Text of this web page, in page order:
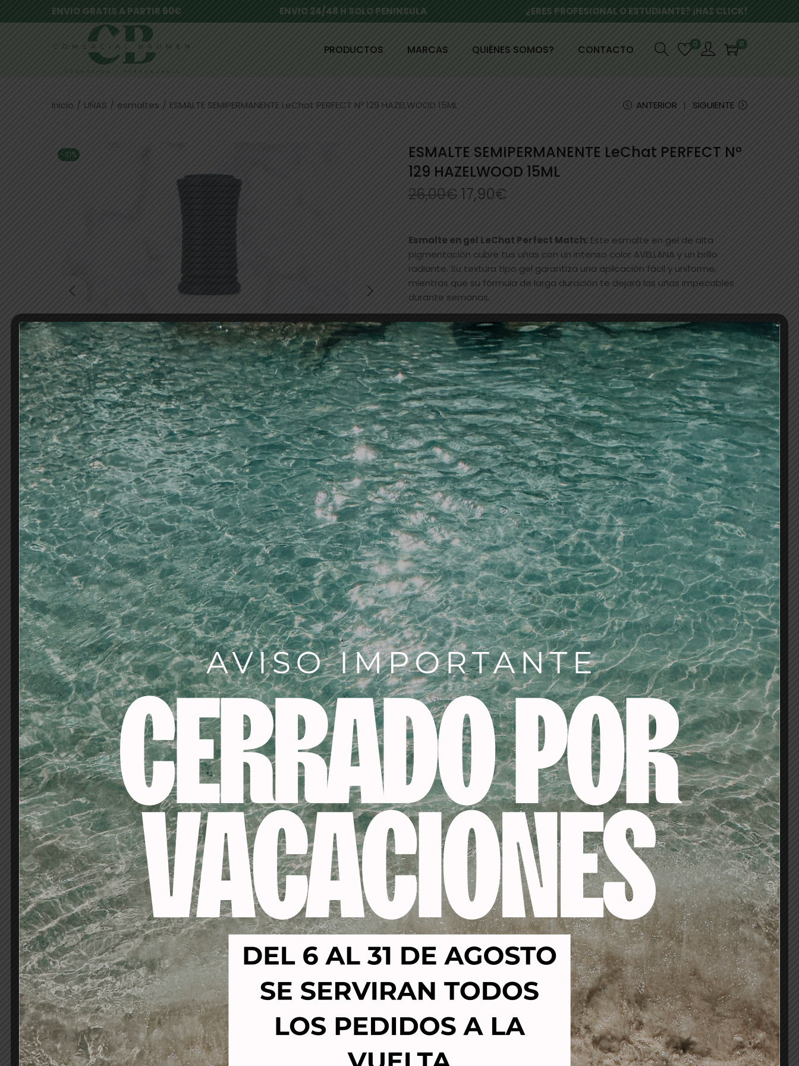
ENVIO GRATIS A PARTIR 60€ ENVIO 24/48 H SOLO PENINSULA ¿ERES PROFESIONAL O ESTUDIANTE? ¡HAZ CLICK!
PRODUCTOS MARCAS QUIÉNES SOMOS? CONTACTO 0 0
Inicio / UÑAS / esmaltes / ESMALTE SEMIPERMANENTE LeChat PERFECT Nº 129 HAZELWOOD 15ML ANTERIOR SIGUIENTE
-31%
ESMALTE SEMIPERMANENTE LeChat PERFECT Nº
129 HAZELWOOD 15ML
26,00€17,90€
Esmalte en gel LeChat Perfect Match: Este esmalte en gel de alta
pigmentación cubre tus uñas con un intenso color AVELLANA y un brillo
radiante. Su textura tipo gel garantiza una aplicación fácil y uniforme,
mientras que su fórmula de larga duración te dejará las uñas impecables
durante semanas.
Hay 4 existencias
AÑADIR AL CARRITO
Añadir a la lista de deseos
SKU:16802
Categorías:esmaltes,UÑAS
LECHAT
Descripción
Sus beneficios de un vistazo:
Armonía perfecta:esmalte en gel para un resultado absolutamente armonioso.
Fácil aplicación:Su textura suave se desliza sin esfuerzo sobre la uña y permite una aplicación
precisa.
Cobertura intensa:Una sola capa es suficiente para obtener un color intenso y uniforme.
Larga duración:
Disfruta de semanas de brillo y color con el esmalte en gel Perfect Match
Acabado de alto brillo:
El esmalte le da a tus uñas un irresistible aspecto de gel con un brillo
espectacular.
Productos relacionados
-17% -23% -21% -40% -40%